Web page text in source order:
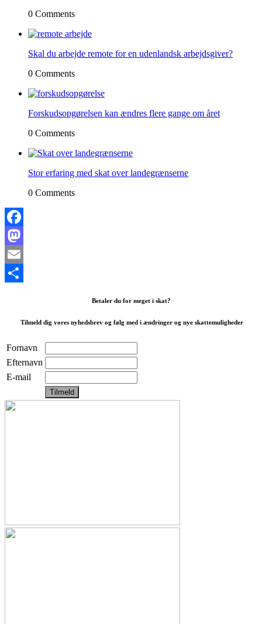
0 Comments
Skal du arbejde remote for en udenlandsk arbejdsgiver?
0 Comments
Forskudsopgørelsen kan ændres flere gange om året
0 Comments
Stor erfaring med skat over landegrænserne
0 Comments
Facebook
Mastodon
Email
Betaler du for meget i skat?
Tilmeld dig vores nyhedsbrev og følg med i ændringer og nye skattemuligheder
Fornavn
Efternavn
E-mail